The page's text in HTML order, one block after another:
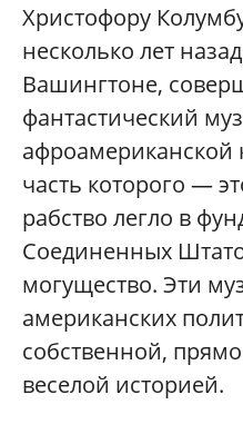
Христофору
несколько лет
Вашингтоне,
фантастический
афроамериканской
часть которого —
рабство легло в
Соединенных
могущество. Эти
американских
собственной,
веселой историей.